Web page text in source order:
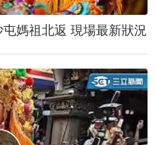
媽祖北返 現場最新狀況